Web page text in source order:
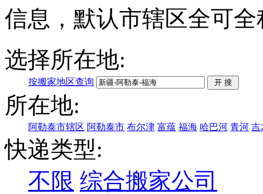
信息，默认市辖区全可
选择所在地:
按搬家地区查询
所在地:
阿勒泰市辖区 阿勒泰市 布尔津 富蕴 福海 哈巴河 青河 吉
快递类型:
不限 综合搬家公司